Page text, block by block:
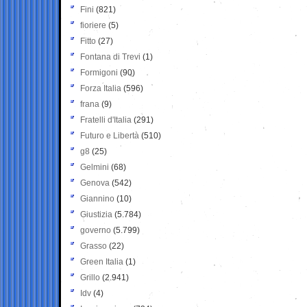
Fini (821)
fioriere (5)
Fitto (27)
Fontana di Trevi (1)
Formigoni (90)
Forza Italia (596)
frana (9)
Fratelli d'Italia (291)
Futuro e Libertà (510)
g8 (25)
Gelmini (68)
Genova (542)
Giannino (10)
Giustizia (5.784)
governo (5.799)
Grasso (22)
Green Italia (1)
Grillo (2.941)
Idv (4)